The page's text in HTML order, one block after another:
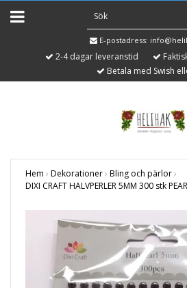
E-postadress:
2-4 dagar leveranstid
Betala med Swish
Hem › Dekorationer› Bling och pärlor›
DIXI CRAFT HALVPERLER 5MM 300 stk